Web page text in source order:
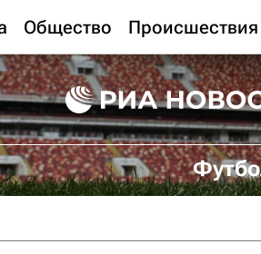
Общество Происшествия